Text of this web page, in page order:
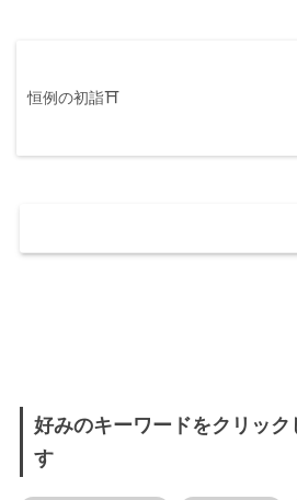
恒例の初詣⛩
好みのキーワードをクリック
す